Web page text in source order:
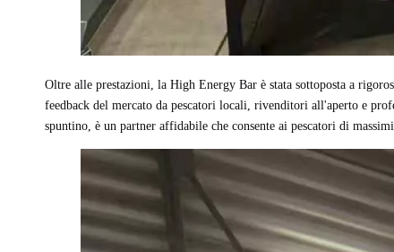
Oltre alle prestazioni, la High Energy Bar è stata sottoposta a
feedback del mercato da pescatori locali, rivenditori all'aperto e
spuntino, è un partner affidabile che consente ai pescatori di